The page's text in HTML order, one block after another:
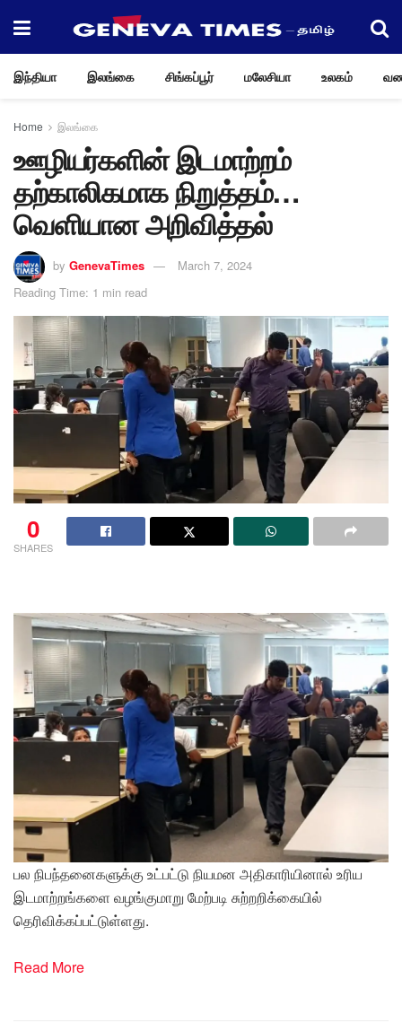
இந்தியா இலங்கை சிங்கப்பூர் மலேசியா உலகம்
Home இலங்கை
ஊழியர்களின் இடமாற்றம்
தற்காலிகமாக நிறுத்தம்…
வெளியான அறிவித்தல்
by GenevaTimes
March 7, 2024
Reading Time: 1 min read
0
SHARES
பல நிபந்தனைகளுக்கு உட்பட்டு நியமன அதிகாரியினால் உரிய
இடமாற்றங்களை வழங்குமாறு மேற்படி சுற்றறிக்கையில்
தெரிவிக்கப்பட்டுள்ளது.
Read More